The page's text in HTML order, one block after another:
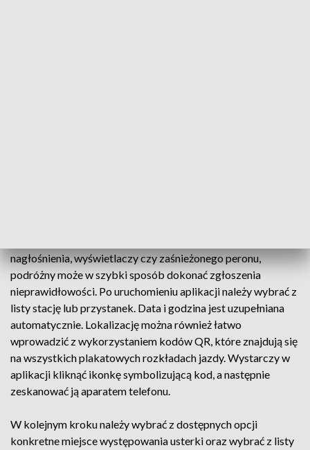
nagłośnienia, wyświetlaczy czy zaśnieżonego peronu,
podróżny może w szybki sposób dokonać zgłoszenia
nieprawidłowości. Po uruchomieniu aplikacji należy wybrać z
listy stację lub przystanek. Data i godzina jest uzupełniana
automatycznie. Lokalizację można również łatwo
wprowadzić z wykorzystaniem kodów QR, które znajdują się
na wszystkich plakatowych rozkładach jazdy. Wystarczy w
aplikacji kliknąć ikonkę symbolizującą kod, a następnie
zeskanować ją aparatem telefonu.
W kolejnym kroku należy wybrać z dostępnych opcji
konkretne miejsce występowania usterki oraz wybrać z listy